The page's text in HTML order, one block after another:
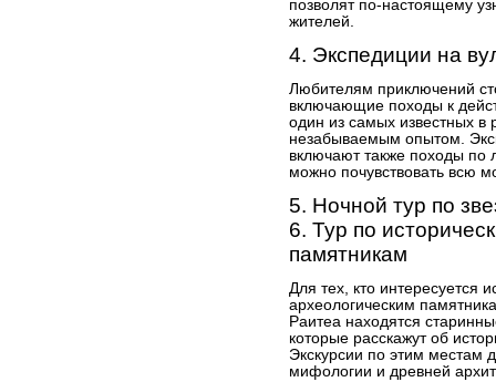
позволят по-настоящему
жителей.
4. Экспедиции на
Любителям приключений
включающие походы к
один из самых известных в
незабываемым опытом.
включают также походы по
можно почувствовать всю
5. Ночной тур по
6. Тур по
памятникам
Для тех, кто интересуется
археологическим
Раитеа находятся
которые расскажут об
Экскурсии по этим местам
мифологии и древней